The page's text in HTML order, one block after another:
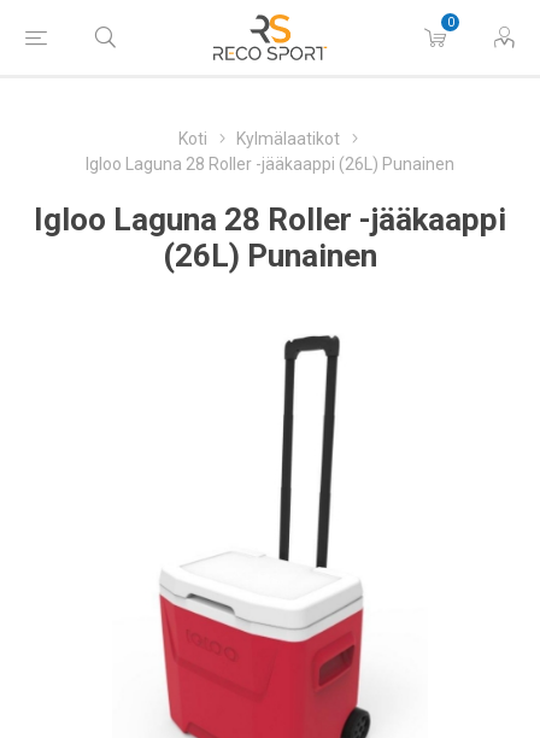
0
Koti
Kylmälaatikot
Igloo Laguna 28 Roller -jääkaappi (26L) Punainen
Igloo Laguna 28 Roller -jääkaappi
(26L) Punainen